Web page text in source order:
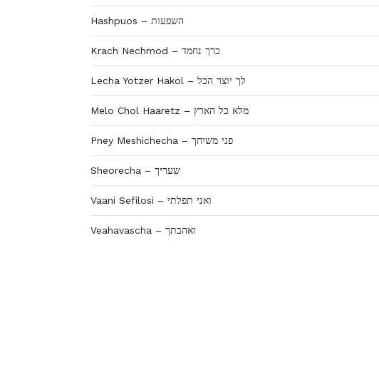
Hashpuos – השפעות
Krach Nechmod – כרך נחמד
Lecha Yotzer Hakol – לך יוצר הכל
Melo Chol Haaretz – מלא כל הארץ
Pney Meshichecha – פני משיחך
Sheorecha – שעריך
Vaani Sefilosi – ואני תפלתי
Veahavascha – ואהבתך